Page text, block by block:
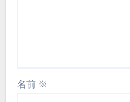
名前 ※